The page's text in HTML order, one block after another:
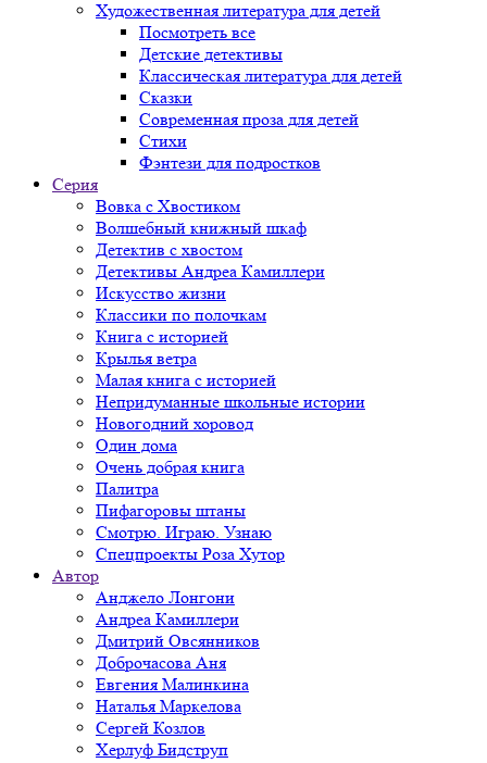
Художественная литература для детей
Посмотреть все
Детские детективы
Классическая литература для детей
Сказки
Современная проза для детей
Стихи
Фэнтези для подростков
Серия
Вовка с Хвостиком
Волшебный книжный шкаф
Детектив с хвостом
Детективы Андреа Камиллери
Искусство жизни
Классики по полочкам
Книга с историей
Крылья ветра
Малая книга с историей
Непридуманные школьные истории
Новогодний хоровод
Один дома
Очень добрая книга
Палитра
Пифагоровы штаны
Смотрю. Играю. Узнаю
Спецпроекты Роза Хутор
Автор
Анджело Лонгони
Андреа Камиллери
Дмитрий Овсянников
Доброчасова Аня
Евгения Малинкина
Наталья Маркелова
Сергей Козлов
Херлуф Бидструп